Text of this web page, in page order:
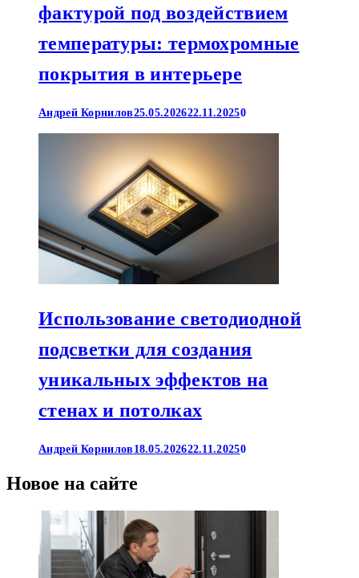
фактурой под воздействием
температуры: термохромные
покрытия в интерьере
Андрей Корнилов25.05.202622.11.20250
Использование светодиодной
подсветки для создания
уникальных эффектов на
стенах и потолках
Андрей Корнилов 18.05.202622.11.20250
Новое на сайте